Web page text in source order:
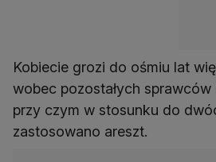
Kobiecie grozi do ośmiu lat
wobec pozostałych
przy czym w stosunku do
zastosowano areszt.